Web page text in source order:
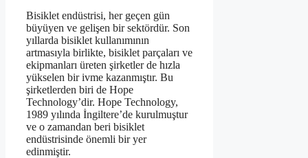
Bisiklet endüstrisi, her geçen gün
büyüyen ve gelişen bir sektördür. Son
yıllarda bisiklet kullanımının
artmasıyla birlikte, bisiklet parçaları ve
ekipmanları üreten şirketler de hızla
yükselen bir ivme kazanmıştır. Bu
şirketlerden biri de Hope
Technology’dir. Hope Technology,
1989 yılında İngiltere’de kurulmuştur
ve o zamandan beri bisiklet
endüstrisinde önemli bir yer
edinmiştir.